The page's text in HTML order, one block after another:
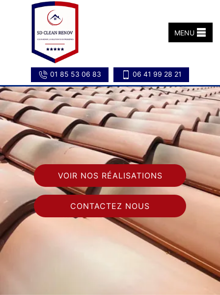
01 85 53 06 83 06 41 99 28 21
MENU
VOIR NOS RÉALISATIONS
CONTACTEZ NOUS